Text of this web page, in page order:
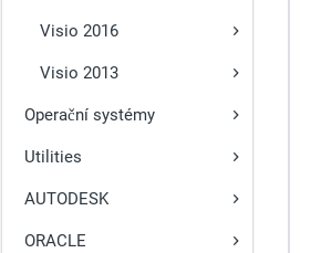
Visio 2016
Visio 2013
Operační systémy
Utilities
AUTODESK
ORACLE